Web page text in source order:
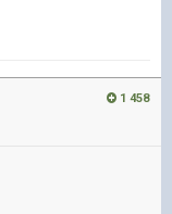
1 458